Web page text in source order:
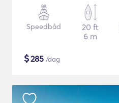
Speedbåd
20 ft
6 m
$285 /dag